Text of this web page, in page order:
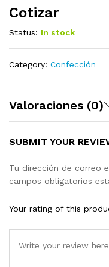
Cotizar
Status: In stock
Category: Confección
Valoraciones (0)
SUBMIT YOUR
Tu dirección de correo
campos obligatorios
Your rating of this